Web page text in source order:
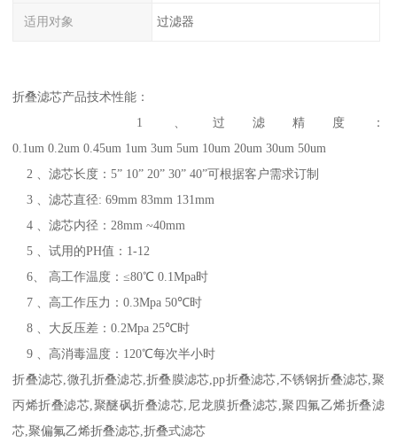
适用对象 过滤器
折叠滤芯产品技术性能：
1 、过滤精度：
0.1um 0.2um 0.45um 1um 3um 5um 10um 20um 30um 50um
2 、滤芯长度：5” 10” 20” 30” 40”可根据客户需求订制
3 、滤芯直径: 69mm 83mm 131mm
4 、滤芯内径：28mm ~40mm
5 、试用的PH值：1-12
6、 高工作温度：≤80℃ 0.1Mpa时
7 、高工作压力：0.3Mpa 50℃时
8 、大反压差：0.2Mpa 25℃时
9 、高消毒温度：120℃每次半小时
折叠滤芯,微孔折叠滤芯,折叠膜滤芯,pp折叠滤芯,不锈钢折叠滤芯,聚
丙烯折叠滤芯,聚醚砜折叠滤芯,尼龙膜折叠滤芯,聚四氟乙烯折叠滤
芯,聚偏氟乙烯折叠滤芯,折叠式滤芯